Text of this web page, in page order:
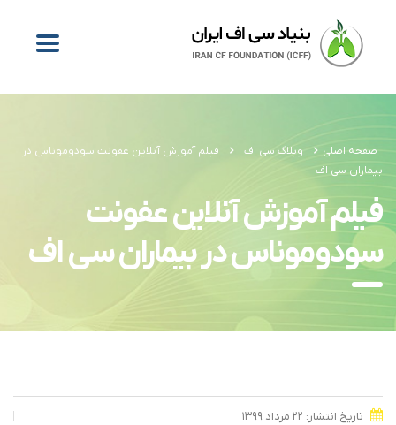
صفحه اصلی وبلاگ سی اف
فیلم آموزش آنلاین عفونت سودوموناس در
بیماران سی اف
فیلم آموزش آنلاین عفونت
سودوموناس در بیماران سی اف
تاریخ انتشار: ۲۲ مرداد ۱۳۹۹